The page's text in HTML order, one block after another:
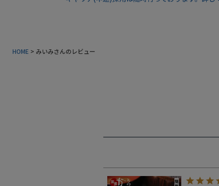
HOME みいみさんのレビュー
特典付きカタログ請求
うなぎ屋かわすいについて